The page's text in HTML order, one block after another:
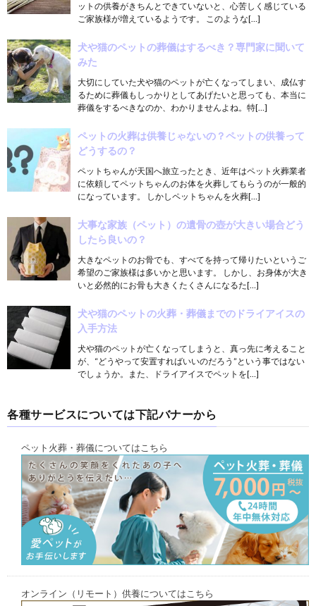
ットの供養がきちんとできていないと、心苦しく感じている
ご家族様が増えているようです。 このような[…]
犬や猫のペットの葬儀はするべき？専門家に聞いて
みた
大切にしていた犬や猫のペットが亡くなってしまい、成仏す
るために葬儀もしっかりとしてあげたいと思っても、本当に
葬儀をするべきなのか、わかりませんよね。特[…]
ペットの火葬は供養じゃないの？ペットの供養って
どうするの？
ペットちゃんが天国へ旅立ったとき、近年はペット火葬業者
に依頼してペットちゃんのお体を火葬してもらうのが一般的
になっています。 しかしペットちゃんを火葬[…]
大事な家族（ペット）の遺骨の壺が大きい場合どう
したら良いの？
大きなペットのお骨でも、すべてを持って帰りたいというご
希望のご家族様は多いかと思います。 しかし、お身体が大き
いと必然的にお骨も大きくたくさんになるた[…]
犬や猫のペットの火葬・葬儀までのドライアイスの
入手方法
犬や猫のペットが亡くなってしまうと、真っ先に考えること
が、“どうやって安置すればいいのだろう”という事ではない
でしょうか。また、ドライアイスでペットを[…]
各種サービスについては下記バナーから
ペット火葬・葬儀についてはこちら
オンライン（リモート）供養についてはこちら